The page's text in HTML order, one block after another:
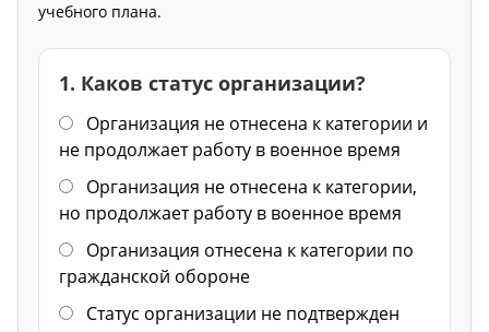
учебного плана.
1. Каков статус организации?
Организация не отнесена к категории и
не продолжает работу в военное время
Организация не отнесена к категории,
но продолжает работу в военное время
Организация отнесена к категории по
гражданской обороне
Статус организации не подтвержден